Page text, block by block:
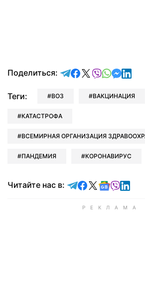
Поделиться: отправить в
поделиться в
поделиться в
отправить
Теги: ВОЗ ВАКЦИНАЦИЯ
КАТАСТРОФА
ВСЕМИРНАЯ ОРГАНИЗАЦИЯ
ПАНДЕМИЯ КОРОНАВИРУС
Читайте нас в: Читайте в
Читайте в
Читайте в X
Читайте